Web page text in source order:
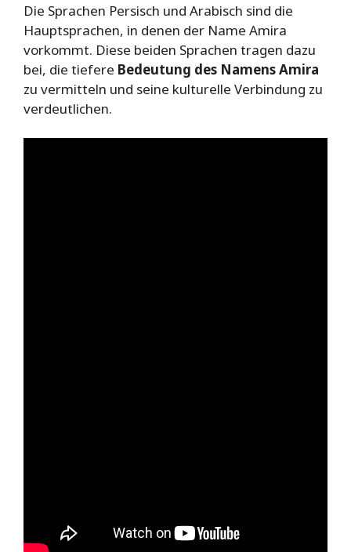
Die Sprachen Persisch und Arabisch sind die
Hauptsprachen, in denen der Name Amira
vorkommt. Diese beiden Sprachen tragen dazu
bei, die tiefere Bedeutung des Namens Amira
zu vermitteln und seine kulturelle Verbindung zu
verdeutlichen.